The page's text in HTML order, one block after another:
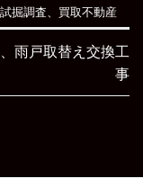
試掘調査 買取不動産
雨戸取替え交換工
事